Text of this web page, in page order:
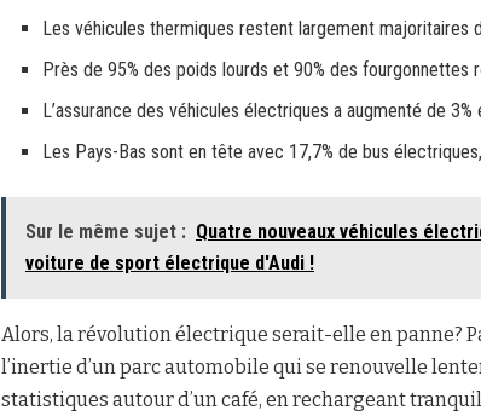
Les véhicules thermiques restent largement majoritaires
Près de 95% des poids lourds et 90% des fourgonnettes
L’assurance des véhicules électriques a augmenté de 3%
Les Pays-Bas sont en tête avec 17,7% de bus
Sur le même sujet : Quatre nouveaux véhicules
voiture de sport électrique d'Audi !
Alors, la révolution électrique serait-elle en panne?
l’inertie d’un parc automobile qui se renouvelle
statistiques autour d’un café, en rechargeant